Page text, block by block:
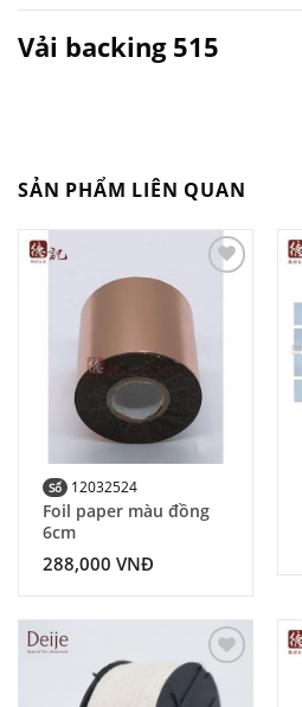
Vải backing 515
SẢN PHẨM LIÊN QUAN
Wishlist
Số 12032524
Foil paper màu đồng
6cm
288,000 VNĐ
Add to
Wishlist